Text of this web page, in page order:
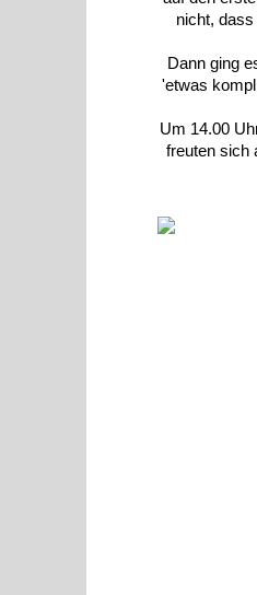
nicht,
Dann ging
'etwas
Um 14.00
freuten sich